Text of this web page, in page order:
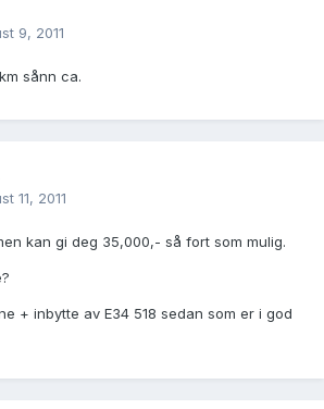
9, 2011
sånn ca.
11, 2011
kan gi deg 35,000,- så fort som mulig.
+ inbytte av E34 518 sedan som er i god